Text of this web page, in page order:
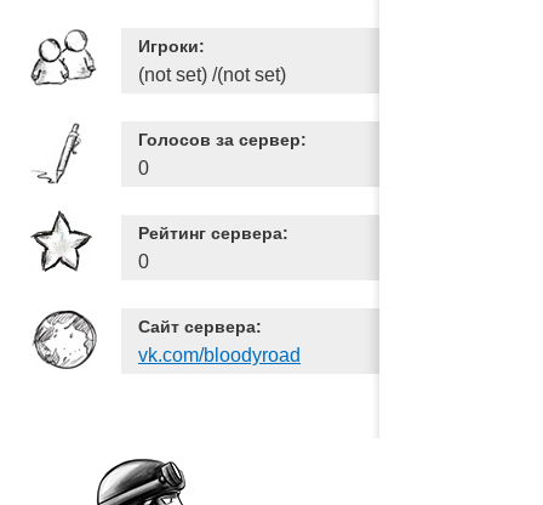
Игроки:
(not set) /(not set)
Голосов за сервер:
0
Рейтинг сервера:
0
Сайт сервера:
vk.com/bloodyroad